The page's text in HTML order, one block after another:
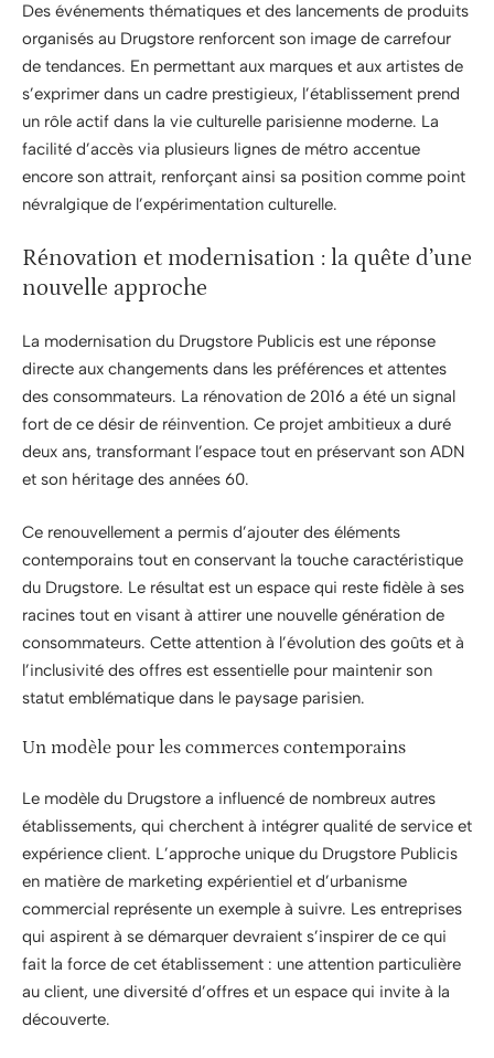
Des événements thématiques et des lancements de produits
organisés au Drugstore renforcent son image de carrefour
de tendances. En permettant aux marques et aux artistes de
s’exprimer dans un cadre prestigieux, l’établissement prend
un rôle actif dans la vie culturelle parisienne moderne. La
facilité d’accès via plusieurs lignes de métro accentue
encore son attrait, renforçant ainsi sa position comme point
névralgique de l’expérimentation culturelle.
Rénovation et modernisation : la quête d’une
nouvelle approche
La modernisation du Drugstore Publicis est une réponse
directe aux changements dans les préférences et attentes
des consommateurs. La rénovation de 2016 a été un signal
fort de ce désir de réinvention. Ce projet ambitieux a duré
deux ans, transformant l’espace tout en préservant son ADN
et son héritage des années 60.
Ce renouvellement a permis d’ajouter des éléments
contemporains tout en conservant la touche caractéristique
du Drugstore. Le résultat est un espace qui reste fidèle à ses
racines tout en visant à attirer une nouvelle génération de
consommateurs. Cette attention à l’évolution des goûts et à
l’inclusivité des offres est essentielle pour maintenir son
statut emblématique dans le paysage parisien.
Un modèle pour les commerces contemporains
Le modèle du Drugstore a influencé de nombreux autres
établissements, qui cherchent à intégrer qualité de service et
expérience client. L’approche unique du Drugstore Publicis
en matière de marketing expérientiel et d’urbanisme
commercial représente un exemple à suivre. Les entreprises
qui aspirent à se démarquer devraient s’inspirer de ce qui
fait la force de cet établissement : une attention particulière
au client, une diversité d’offres et un espace qui invite à la
découverte.